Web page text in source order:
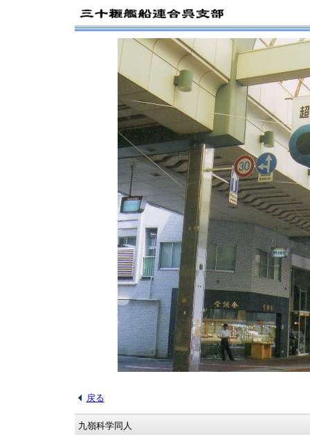
戻る
九嶺科学同人